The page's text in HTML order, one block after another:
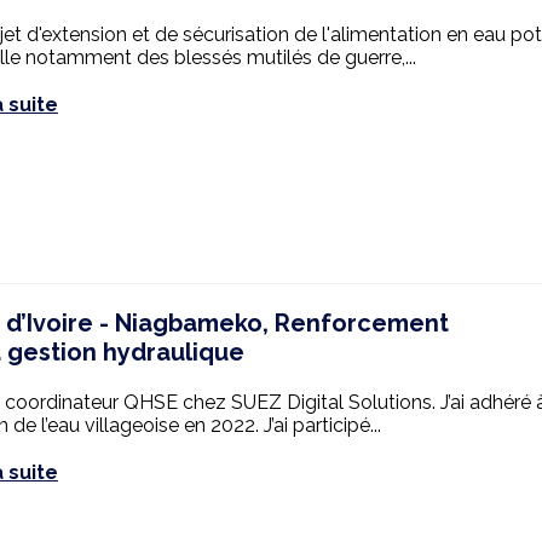
d'extension et de sécurisation de l'alimentation en eau
notamment des blessés mutilés de guerre,...
suite
- Niagbameko, Renforcement
gestion hydraulique
coordinateur QHSE chez SUEZ Digital Solutions. J’ai
de l’eau villageoise en 2022. J’ai participé...
suite